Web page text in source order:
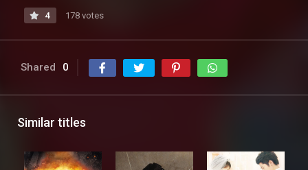
4 178 votes
Shared 0
Similar titles